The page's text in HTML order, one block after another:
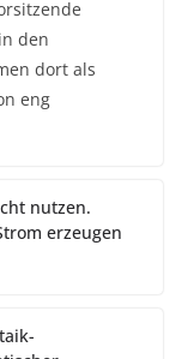
den
dort als
eng
nutzen.
erzeugen